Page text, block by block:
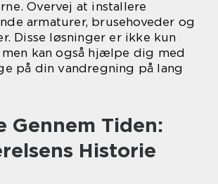
Overvej at installere
armaturer, brusehoveder og
Disse løsninger er ikke kun
kan også hjælpe dig med
på din vandregning på lang
Gennem Tiden:
Historie